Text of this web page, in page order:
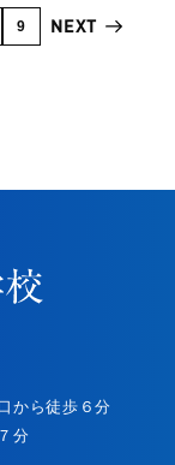
9 NEXT
から徒歩６分
分